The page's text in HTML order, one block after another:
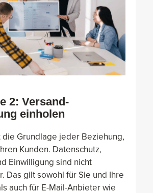
2: Versand-
einholen
die Grundlage jeder Beziehung,
Kunden. Datenschutz,
Einwilligung sind nicht
Das gilt sowohl für Sie und Ihre
auch für E-Mail-Anbieter wie